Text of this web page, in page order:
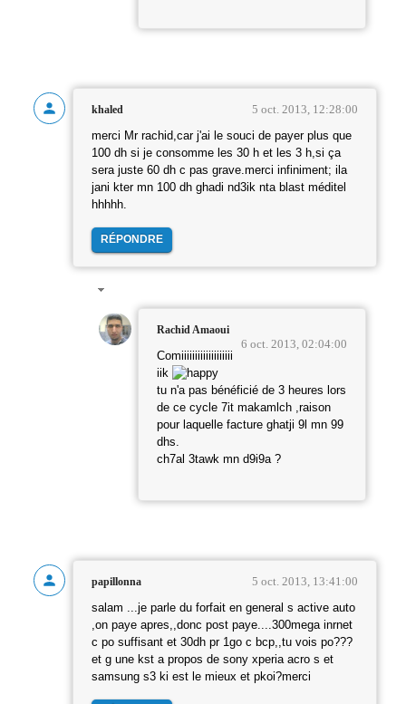
khaled 5 oct. 2013, 12:28:00
merci Mr rachid,car j'ai le souci de payer plus que
100 dh si je consomme les 30 h et les 3 h,si ça
sera juste 60 dh c pas grave.merci infiniment; ila
jani kter mn 100 dh ghadi nd3ik nta blast méditel
hhhhh.
RÉPONDRE
Rachid Amaoui
6 oct. 2013, 02:04:00
Comiiiiiiiiiiiiiiiiiii
iik
tu n'a pas bénéficié de 3 heures lors
de ce cycle 7it makamlch ,raison
pour laquelle facture ghatji 9l mn 99
dhs.
ch7al 3tawk mn d9i9a ?
papillonna 5 oct. 2013, 13:41:00
salam ...je parle du forfait en general s active auto
,on paye apres,,donc post paye....300mega inrnet
c po suffisant et 30dh pr 1go c bcp,,tu vois po???
et g une kst a propos de sony xperia acro s et
samsung s3 ki est le mieux et pkoi?merci